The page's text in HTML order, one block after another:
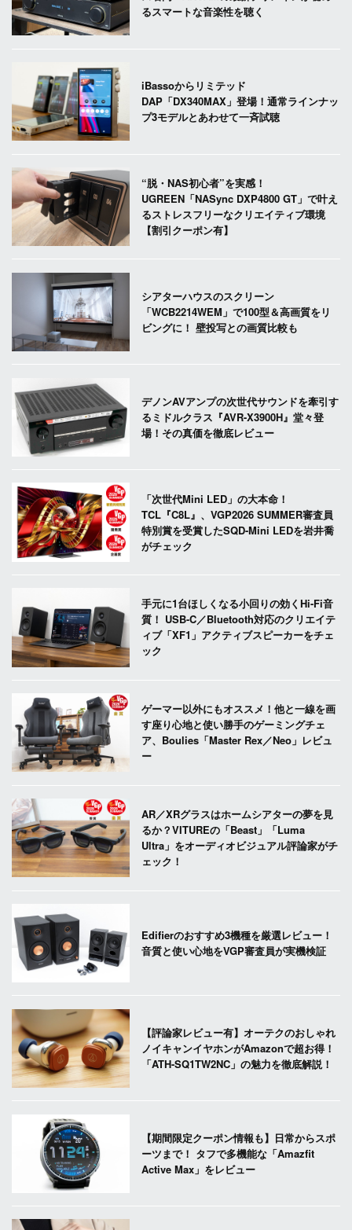
るスマートな音楽性を聴く
iBassoからリミテッド
DAP「DX340MAX」登場！通常ラインナッ
プ3モデルとあわせて一斉試聴
“脱・NAS初心者”を実感！
UGREEN「NASync DXP4800 GT」で叶え
るストレスフリーなクリエイティブ環境
【割引クーポン有】
シアターハウスのスクリーン
「WCB2214WEM」で100型＆高画質をリ
ビングに！ 壁投写との画質比較も
デノンAVアンプの次世代サウンドを牽引す
るミドルクラス『AVR-X3900H』堂々登
場！その真価を徹底レビュー
「次世代Mini LED」の大本命！
TCL『C8L』、VGP2026 SUMMER審査員
特別賞を受賞したSQD-Mini LEDを岩井喬
がチェック
手元に1台ほしくなる小回りの効くHi-Fi音
質！ USB-C／Bluetooth対応のクリエイテ
ィブ「XF1」アクティブスピーカーをチェ
ック
ゲーマー以外にもオススメ！他と一線を画
す座り心地と使い勝手のゲーミングチェ
ア、Boulies「Master Rex／Neo」レビュ
ー
AR／XRグラスはホームシアターの夢を見
るか？VITUREの「Beast」「Luma
Ultra」をオーディオビジュアル評論家がチ
ェック！
Edifierのおすすめ3機種を厳選レビュー！
音質と使い心地をVGP審査員が実機検証
【評論家レビュー有】オーテクのおしゃれ
ノイキャンイヤホンがAmazonで超お得！
「ATH-SQ1TW2NC」の魅力を徹底解説！
【期間限定クーポン情報も】日常からスポ
ーツまで！ タフで多機能な「Amazfit
Active Max」をレビュー